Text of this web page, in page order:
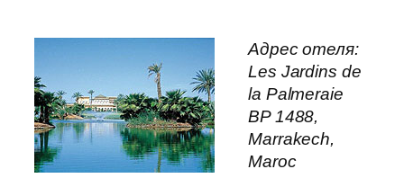
Адрес отеля:
Les Jardins de
la Palmeraie
BP 1488,
Marrakech,
Maroc